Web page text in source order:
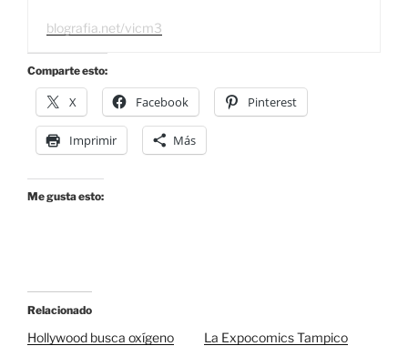
blografia.net/vicm3
Comparte esto:
X Facebook Pinterest
Imprimir Más
Me gusta esto:
Relacionado
Hollywood busca oxígeno
La Expocomics Tampico